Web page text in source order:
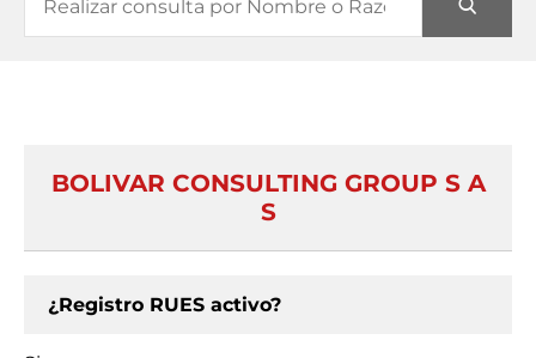
BOLIVAR CONSULTING GROUP S A
S
¿Registro RUES activo?